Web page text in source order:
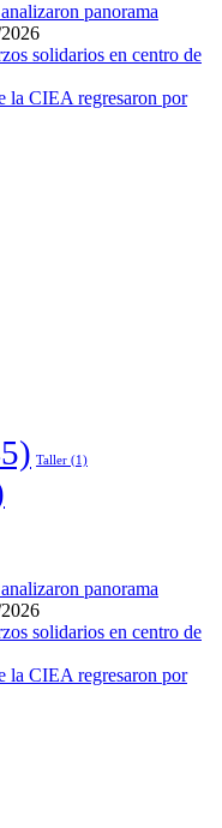
panorama
solidarios en centro de
la CIEA regresaron por
Taller (1)
panorama
solidarios en centro de
la CIEA regresaron por